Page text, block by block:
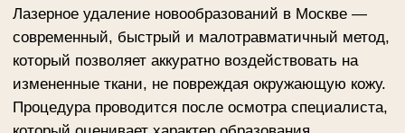
Записаться на консультацию в салоне «Else Style» и
уточнить цены на удаление новообразований
лазером можно на сайте или по телефону:+7 495
234 4444(доб. 1 — Маршала Тухачевского, 37/21;
Преимущества лазерного метода — точность
воздействия, минимальная кровоточивость,